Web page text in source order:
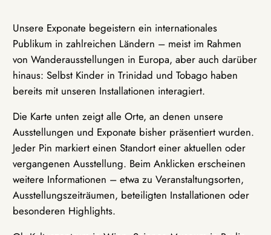
Unsere Exponate begeistern ein internationales
Publikum in zahlreichen Ländern – meist im Rahmen
von Wanderausstellungen in Europa, aber auch darüber
hinaus: Selbst Kinder in Trinidad und Tobago haben
bereits mit unseren Installationen interagiert.
Die Karte unten zeigt alle Orte, an denen unsere
Ausstellungen und Exponate bisher präsentiert wurden.
Jeder Pin markiert einen Standort einer aktuellen oder
vergangenen Ausstellung. Beim Anklicken erscheinen
weitere Informationen – etwa zu Veranstaltungsorten,
Ausstellungszeiträumen, beteiligten Installationen oder
besonderen Highlights.